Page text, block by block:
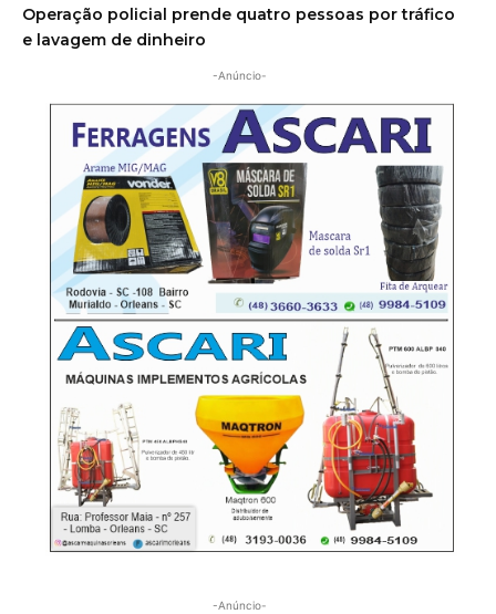
Operação policial prende quatro pessoas por tráfico
e lavagem de dinheiro
-Anúncio-